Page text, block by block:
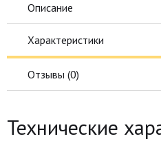
Описание
Характеристики
Отзывы (0)
Технические